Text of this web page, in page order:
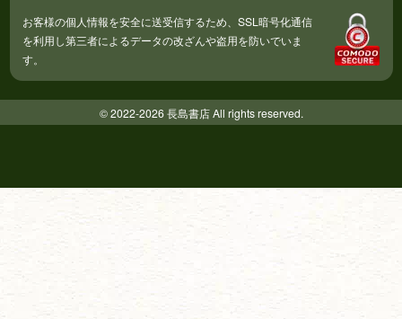
お客様の個人情報を安全に送受信するため、SSL暗号化通信
を利用し第三者によるデータの改ざんや盗用を防いでいま
す。
© 2022-2026 長島書店 All rights reserved.